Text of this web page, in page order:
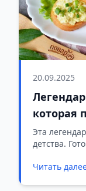
20.09.2025
которая
Эта
детства.
нежная и
Читать